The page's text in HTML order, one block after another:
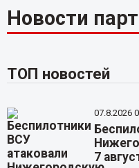
Новости
ТОП новостей
07.8.2026
7